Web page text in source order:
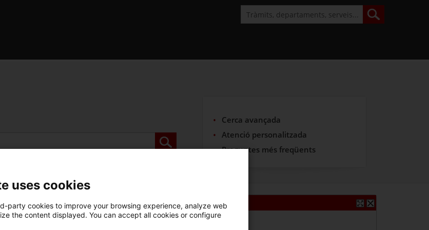
Cerca avançada
Atenció personalitzada
Preguntes més freqüents
indignació
uses cookies
party cookies to improve your browsing experience, analyze web
the content displayed. You can accept all cookies or configure